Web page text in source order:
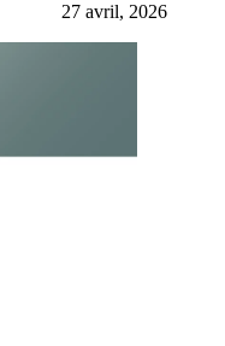
27 avril, 2026